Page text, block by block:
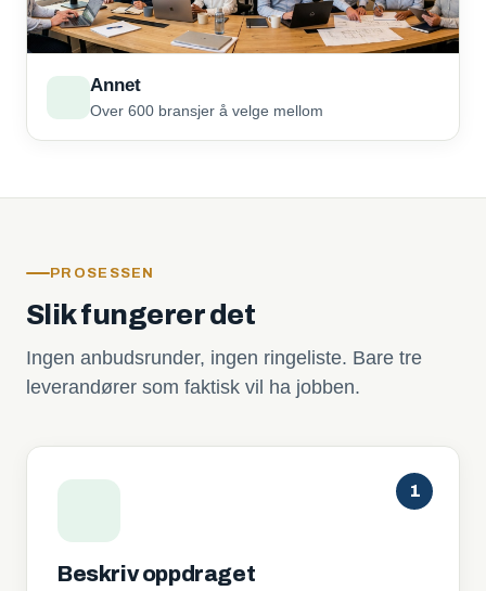
Annet
Over 600 bransjer å velge mellom
PROSESSEN
Slik fungerer det
Ingen anbudsrunder, ingen ringeliste. Bare tre
leverandører som faktisk vil ha jobben.
1
Beskriv oppdraget